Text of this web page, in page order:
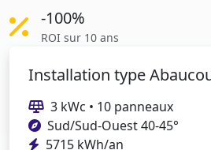
-100%
ROI sur 10 ans
Installation type
3 kWc • 10 panneaux
Sud/Sud-Ouest 40-45°
5715 kWh/an